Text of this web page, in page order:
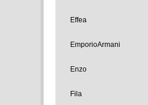
Effea
EmporioArmani
Enzo
Fila